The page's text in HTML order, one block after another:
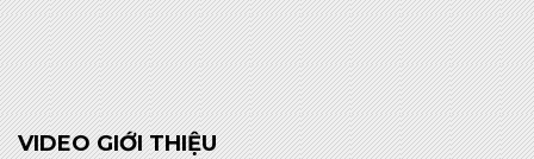
VIDEO GIỚI THIỆU